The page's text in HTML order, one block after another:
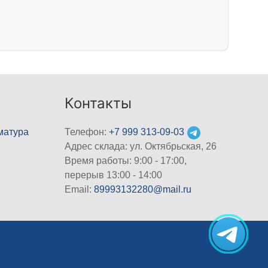
Контакты
Телефон:+7 999 313-09-03
Адрес склада: ул. Октябрьская, 26
Время работы: 9:00 - 17:00,
перерыв 13:00 - 14:00
Email:89993132280@mail.ru